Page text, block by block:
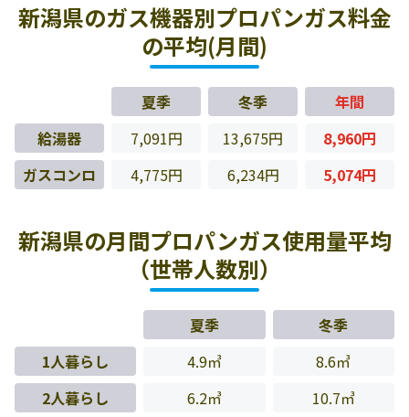
新潟県のガス機器別プロパンガス料金
の平均(月間)
夏季 冬季
年間
給湯器
7,091円 13,675円
8,960円
ガスコンロ
4,775円 6,234円 5,074円
新潟県の月間プロパンガス使用量平均
（世帯人数別）
夏季
冬季
1人暮らし
4.9㎥
8.6㎥
2人暮らし
6.2㎥
10.7㎥